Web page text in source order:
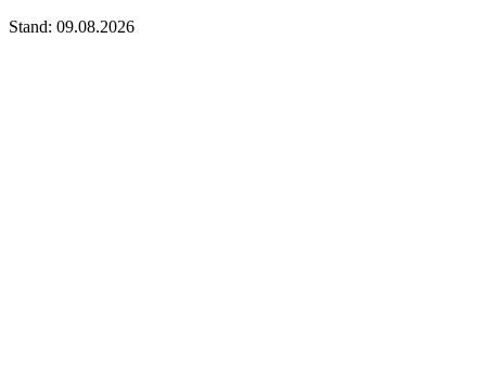
Stand: 09.08.2026